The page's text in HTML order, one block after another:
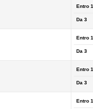
Entro 1
Da 3
Entro 1
Da 3
Entro 1
Da 3
Entro 1